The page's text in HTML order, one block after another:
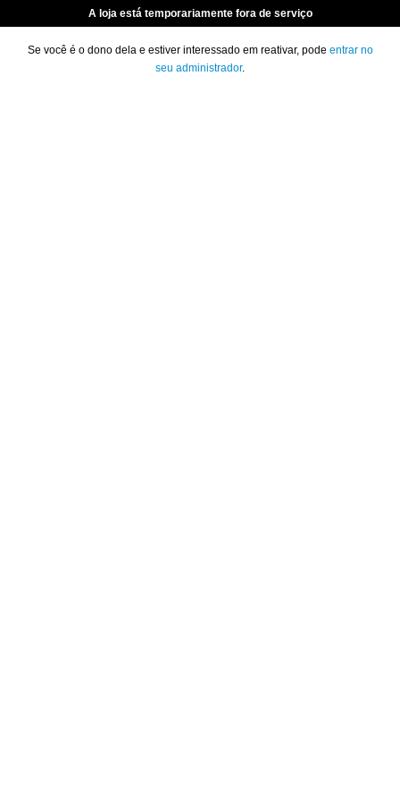
A loja está temporariamente fora de serviço
Se você é o dono dela e estiver interessado em reativar, pode entrar no
seu administrador.